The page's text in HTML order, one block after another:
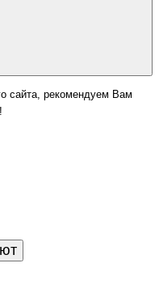
сайта, рекомендуем Вам